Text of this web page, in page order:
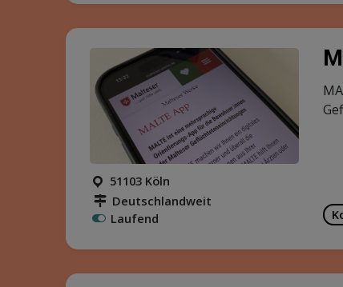
51103 Köln
Deutschlandweit
Laufend